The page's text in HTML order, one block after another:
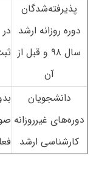
پذیرفته‌شدگان
دوره روزانه ارشد
سال ۹۸ و قبل از
آن
دانشجویان
دوره‌های غیرروزانه
کارشناسی ارشد